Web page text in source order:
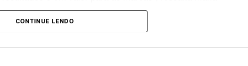
de atuação profissional nas áreas de
o Grupo RFK, atuou comoCMOdo Grupo
CONTINUE LENDO